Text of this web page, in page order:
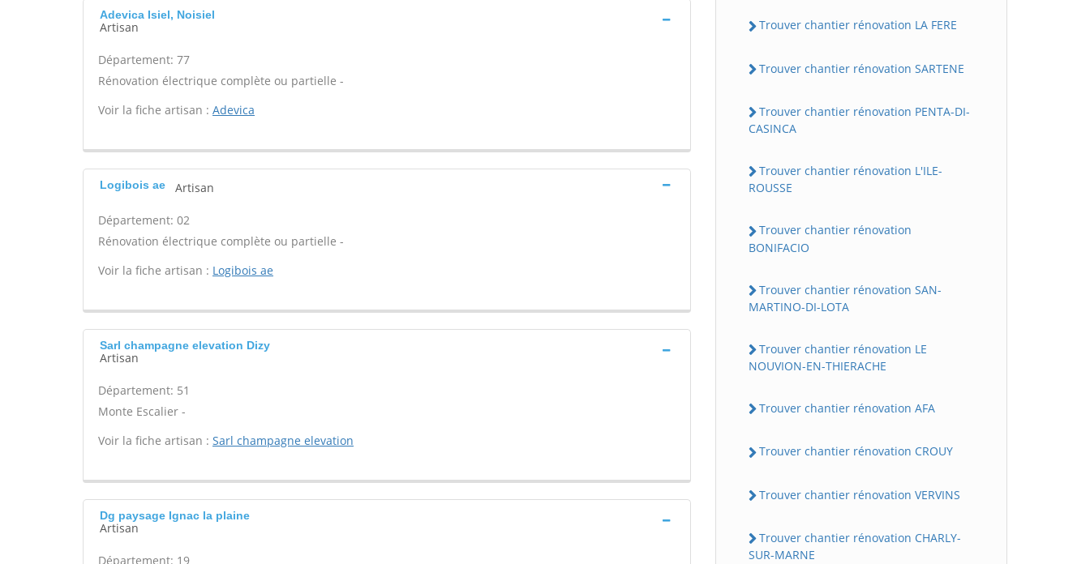
Adevica Isiel, Noisiel
Artisan
Département: 77
Rénovation électrique complète ou partielle -
Voir la fiche artisan : Adevica
Logibois ae Artisan
Département: 02
Rénovation électrique complète ou partielle -
Voir la fiche artisan : Logibois ae
Sarl champagne elevation Dizy
Artisan
Département: 51
Monte Escalier -
Voir la fiche artisan : Sarl champagne elevation
Dg paysage Ignac la plaine
Artisan
Département: 19
Trouver chantier rénovation LA FERE
Trouver chantier rénovation SARTENE
Trouver chantier rénovation PENTA-DI-
CASINCA
Trouver chantier rénovation L'ILE-
ROUSSE
Trouver chantier rénovation
BONIFACIO
Trouver chantier rénovation SAN-
MARTINO-DI-LOTA
Trouver chantier rénovation LE
NOUVION-EN-THIERACHE
Trouver chantier rénovation AFA
Trouver chantier rénovation CROUY
Trouver chantier rénovation VERVINS
Trouver chantier rénovation CHARLY-
SUR-MARNE